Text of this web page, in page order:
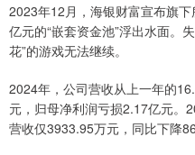
2023年12月，海银财富宣布旗
亿元的“嵌套资金池”浮出水面。
花”的游戏无法继续。
2024年，公司营收从上一年的
元，归母净利润亏损2.17亿元。
营收仅3933.95万元，同比下降